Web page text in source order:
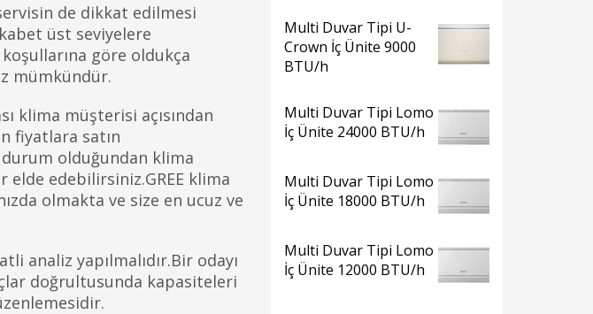
de dikkat edilmesi
üst seviyelere
göre oldukça
mümkündür.
klima müşterisi açısından
fiyatlara satın
olduğundan klima
elde edebilirsiniz.GREE klima
olmakta ve size en ucuz ve
analiz yapılmalıdır.Bir odayı
doğrultusunda kapasiteleri
Multi Duvar Tipi U-
Crown İç Ünite 9000
BTU/h
Multi Duvar Tipi Lomo
İç Ünite 24000 BTU/h
Multi Duvar Tipi Lomo
İç Ünite 18000 BTU/h
Multi Duvar Tipi Lomo
İç Ünite 12000 BTU/h